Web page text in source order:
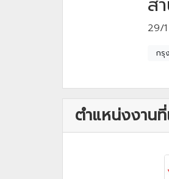
29/
กรุ
ตำแหน่งงาน